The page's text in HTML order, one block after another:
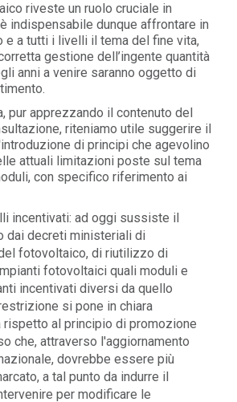
riveste un ruolo cruciale in
indispensabile dunque affrontare in
e a tutti i livelli il tema del fine vita,
gestione dell’ingente quantità
anni a venire saranno oggetto di
pur apprezzando il contenuto del
riteniamo utile suggerire il
di principi che agevolino
attuali limitazioni poste sul tema
con specifico riferimento ai
incentivati: ad oggi sussiste il
dai decreti ministeriali di
fotovoltaico, di riutilizzo di
fotovoltaici quali moduli e
incentivati diversi da quello
si pone in chiara
rispetto al principio di promozione
che, attraverso l'aggiornamento
dovrebbe essere più
a tal punto da indurre il
per modificare le